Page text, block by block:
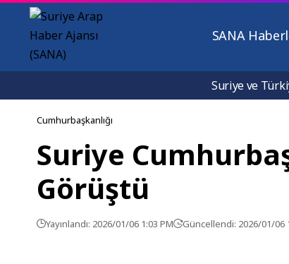
SANA
Suriye ve
Cumhurbaşkanlığı
Suriye
Görüştü
Yayınlandı: 2026/01/06 1:03 PM Güncellendi: 2026/01/06